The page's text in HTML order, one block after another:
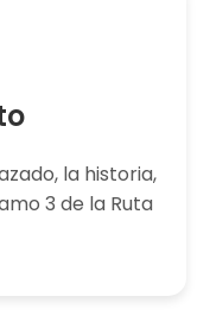
la historia,
3 de la Ruta